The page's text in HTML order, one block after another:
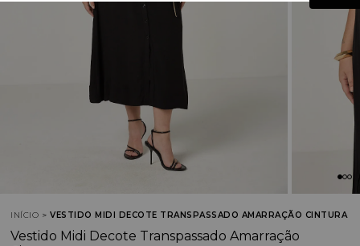
INÍCIO VESTIDO MIDI DECOTE TRANSPASSADO AMARRAÇÃO CINTURA
Vestido Midi Decote Transpassado Amarração